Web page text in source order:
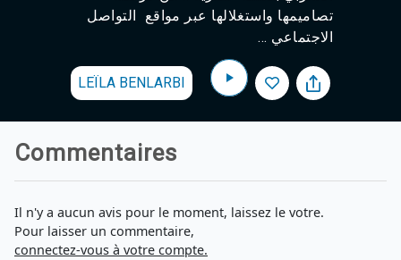
تصاميمها واستغلالها عبر مواقع التواصل
الاجتماعي ...
LEÏLA BENLARBI
Commentaires
Il n'y a aucun avis pour le moment, laissez le votre.
Pour laisser un commentaire,
connectez-vous à votre compte.